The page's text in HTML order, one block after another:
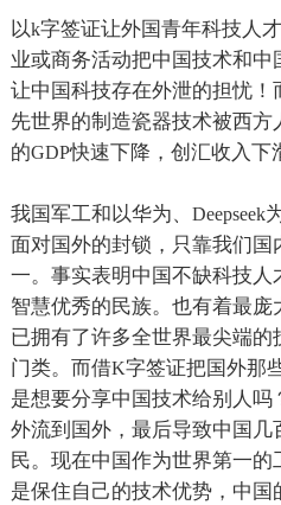
以k字签证让外国青年科技人
业或商务活动把中国技术和
让中国科技存在外泄的担忧
先世界的制造瓷器技术被西方
的GDP快速下降，创汇收入下
我国军工和以华为、 Deepseek
面对国外的封锁，只靠我们
一。事实表明中国不缺科技人
智慧优秀的民族。也有着最庞
已拥有了许多全世界最尖端
门类。而借K字签证把国外那
是想要分享中国技术给别人
外流到国外，最后导致中国几
民。现在中国作为世界第一
是保住自己的技术优势，中